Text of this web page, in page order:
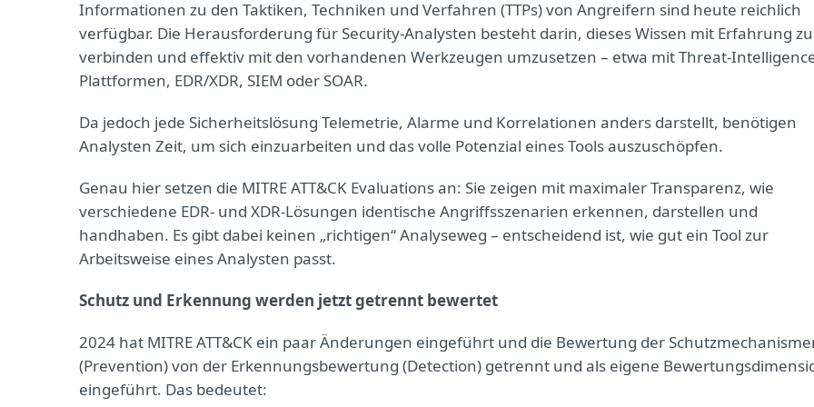
Informationen zu den Taktiken, Techniken und Verfahren (TTPs) von Angreifern sind heute reichlich
verfügbar. Die Herausforderung für Security-Analysten besteht darin, dieses Wissen mit Erfahrung zu
verbinden und effektiv mit den vorhandenen Werkzeugen umzusetzen – etwa mit Threat-
Plattformen, EDR/XDR, SIEM oder SOAR.
Da jedoch jede Sicherheitslösung Telemetrie, Alarme und Korrelationen anders darstellt, benötigen
Analysten Zeit, um sich einzuarbeiten und das volle Potenzial eines Tools auszuschöpfen.
Genau hier setzen die MITRE ATT&CK Evaluations an: Sie zeigen mit maximaler Transparenz, wie
verschiedene EDR- und XDR-Lösungen identische Angriffsszenarien erkennen, darstellen und
handhaben. Es gibt dabei keinen „richtigen“ Analyseweg – entscheidend ist, wie gut ein Tool zur
Arbeitsweise eines Analysten passt.
Schutz und Erkennung werden jetzt getrennt bewertet
2024 hat MITRE ATT&CK ein paar Änderungen eingeführt und die Bewertung der
(Prevention) von der Erkennungsbewertung (Detection) getrennt und als eigene
eingeführt. Das bedeutet: